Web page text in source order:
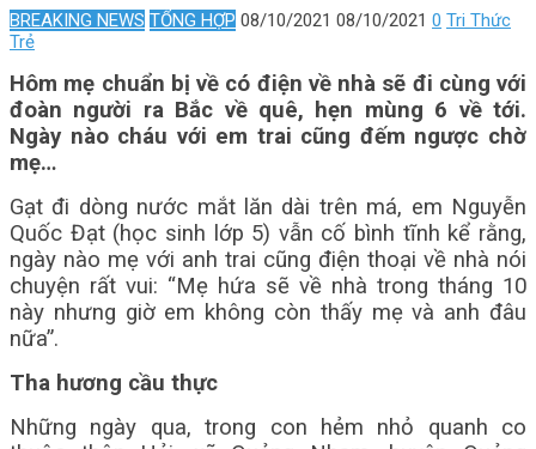
BREAKING NEWS TỔNG HỢP 08/10/2021 08/10/2021 0 Tri Thức
Trẻ
Hôm mẹ chuẩn bị về có điện về nhà sẽ đi cùng với
đoàn người ra Bắc về quê, hẹn mùng 6 về tới.
Ngày nào cháu với em trai cũng đếm ngược chờ
mẹ…
Gạt đi dòng nước mắt lăn dài trên má, em Nguyễn
Quốc Đạt (học sinh lớp 5) vẫn cố bình tĩnh kể rằng,
ngày nào mẹ với anh trai cũng điện thoại về nhà nói
chuyện rất vui: “Mẹ hứa sẽ về nhà trong tháng 10
này nhưng giờ em không còn thấy mẹ và anh đâu
nữa”.
Tha hương cầu thực
Những ngày qua, trong con hẻm nhỏ quanh co